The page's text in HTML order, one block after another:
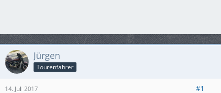
Jürgen
Tourenfahrer
14. Juli 2017 #1